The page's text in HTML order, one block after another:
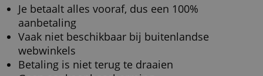
Geaccepteerd bij de meeste Nederlandse
webwinkels
Veilig in het gebruik
Meestal kosteloos